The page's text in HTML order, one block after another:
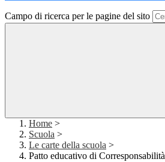
Campo di ricerca per le pagine del sito
Home >
Scuola >
Le carte della scuola >
Patto educativo di Corresponsabilità